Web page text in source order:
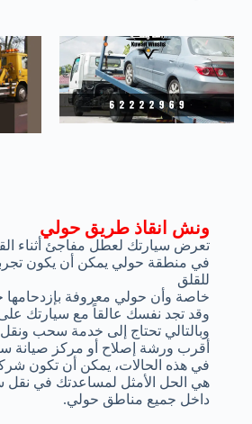
ونش انقاذ طريق حولي
تعرض سيارتك لعطل مفاجئ أثناء
في منطقة حولي يمكن أن يكون
للقلق
خاصة وأن حولي معروفة بإزدحامها
وقد تجد نفسك عالقاً مع سيارتك
وبالتالي تحتاج إلى خدمة سحب
أقرب ورشة إصلاح أو مركز صيانة
في هذه الحالات، يمكن أن تكون
هي الحل الأمثل لمساعدتك في نقل
داخل جميع مناطق حولي.